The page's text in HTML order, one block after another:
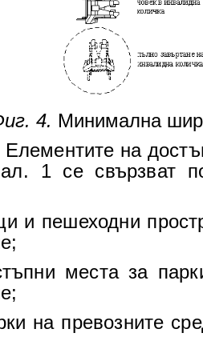
4. Минимална
Елементите на
1 се свързват
и пешеходни
места за
на превозните